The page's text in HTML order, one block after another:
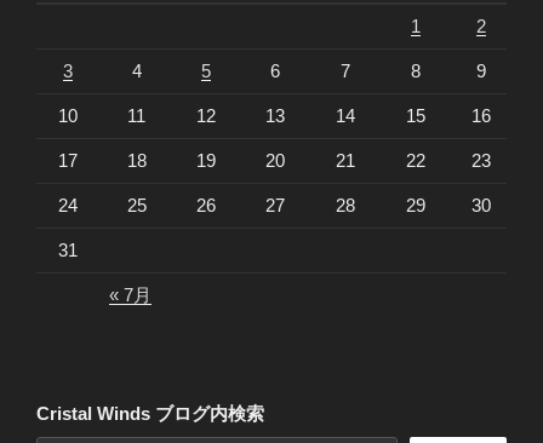
1 2
3 4 5 6 7 8 9
10 11 12 13 14 15 16
17 18 19 20 21 22 23
24 25 26 27 28 29 30
31
« 7月
Cristal Winds ブログ内検索